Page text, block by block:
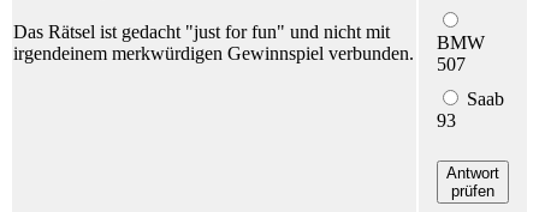
Das Rätsel ist gedacht "just for fun" und nicht mit
irgendeinem merkwürdigen Gewinnspiel verbunden.
BMW
507
Saab
93
Antwort
prüfen